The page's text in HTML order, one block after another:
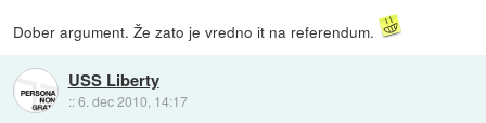
Dober argument. Že zato je vredno it na referendum.
USS Liberty
::6. dec 2010, 14:17